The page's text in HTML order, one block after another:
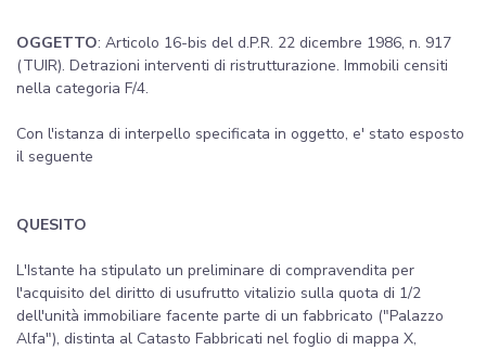
OGGETTO: Articolo 16-bis del d.P.R. 22 dicembre 1986, n. 917
(TUIR). Detrazioni interventi di ristrutturazione. Immobili censiti
nella categoria F/4.
Con l'istanza di interpello specificata in oggetto, e' stato esposto
il seguente
QUESITO
L'Istante ha stipulato un preliminare di compravendita per
l'acquisito del diritto di usufrutto vitalizio sulla quota di 1/2
dell'unità immobiliare facente parte di un fabbricato ("Palazzo
Alfa"), distinta al Catasto Fabbricati nel foglio di mappa X,